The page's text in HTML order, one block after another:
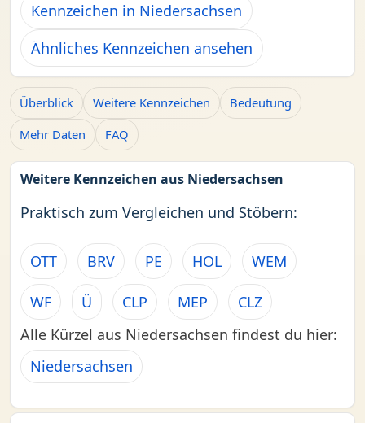
Kennzeichen in Niedersachsen
Ähnliches Kennzeichen ansehen
Überblick Weitere Kennzeichen
Bedeutung
Mehr Daten
FAQ
Weitere Kennzeichen aus Niedersachsen
Praktisch zum Vergleichen und Stöbern:
OTT BRV PE HOL WEM
WF Ü CLP MEP
CLZ
Alle Kürzel aus Niedersachsen findest du hier:
Niedersachsen